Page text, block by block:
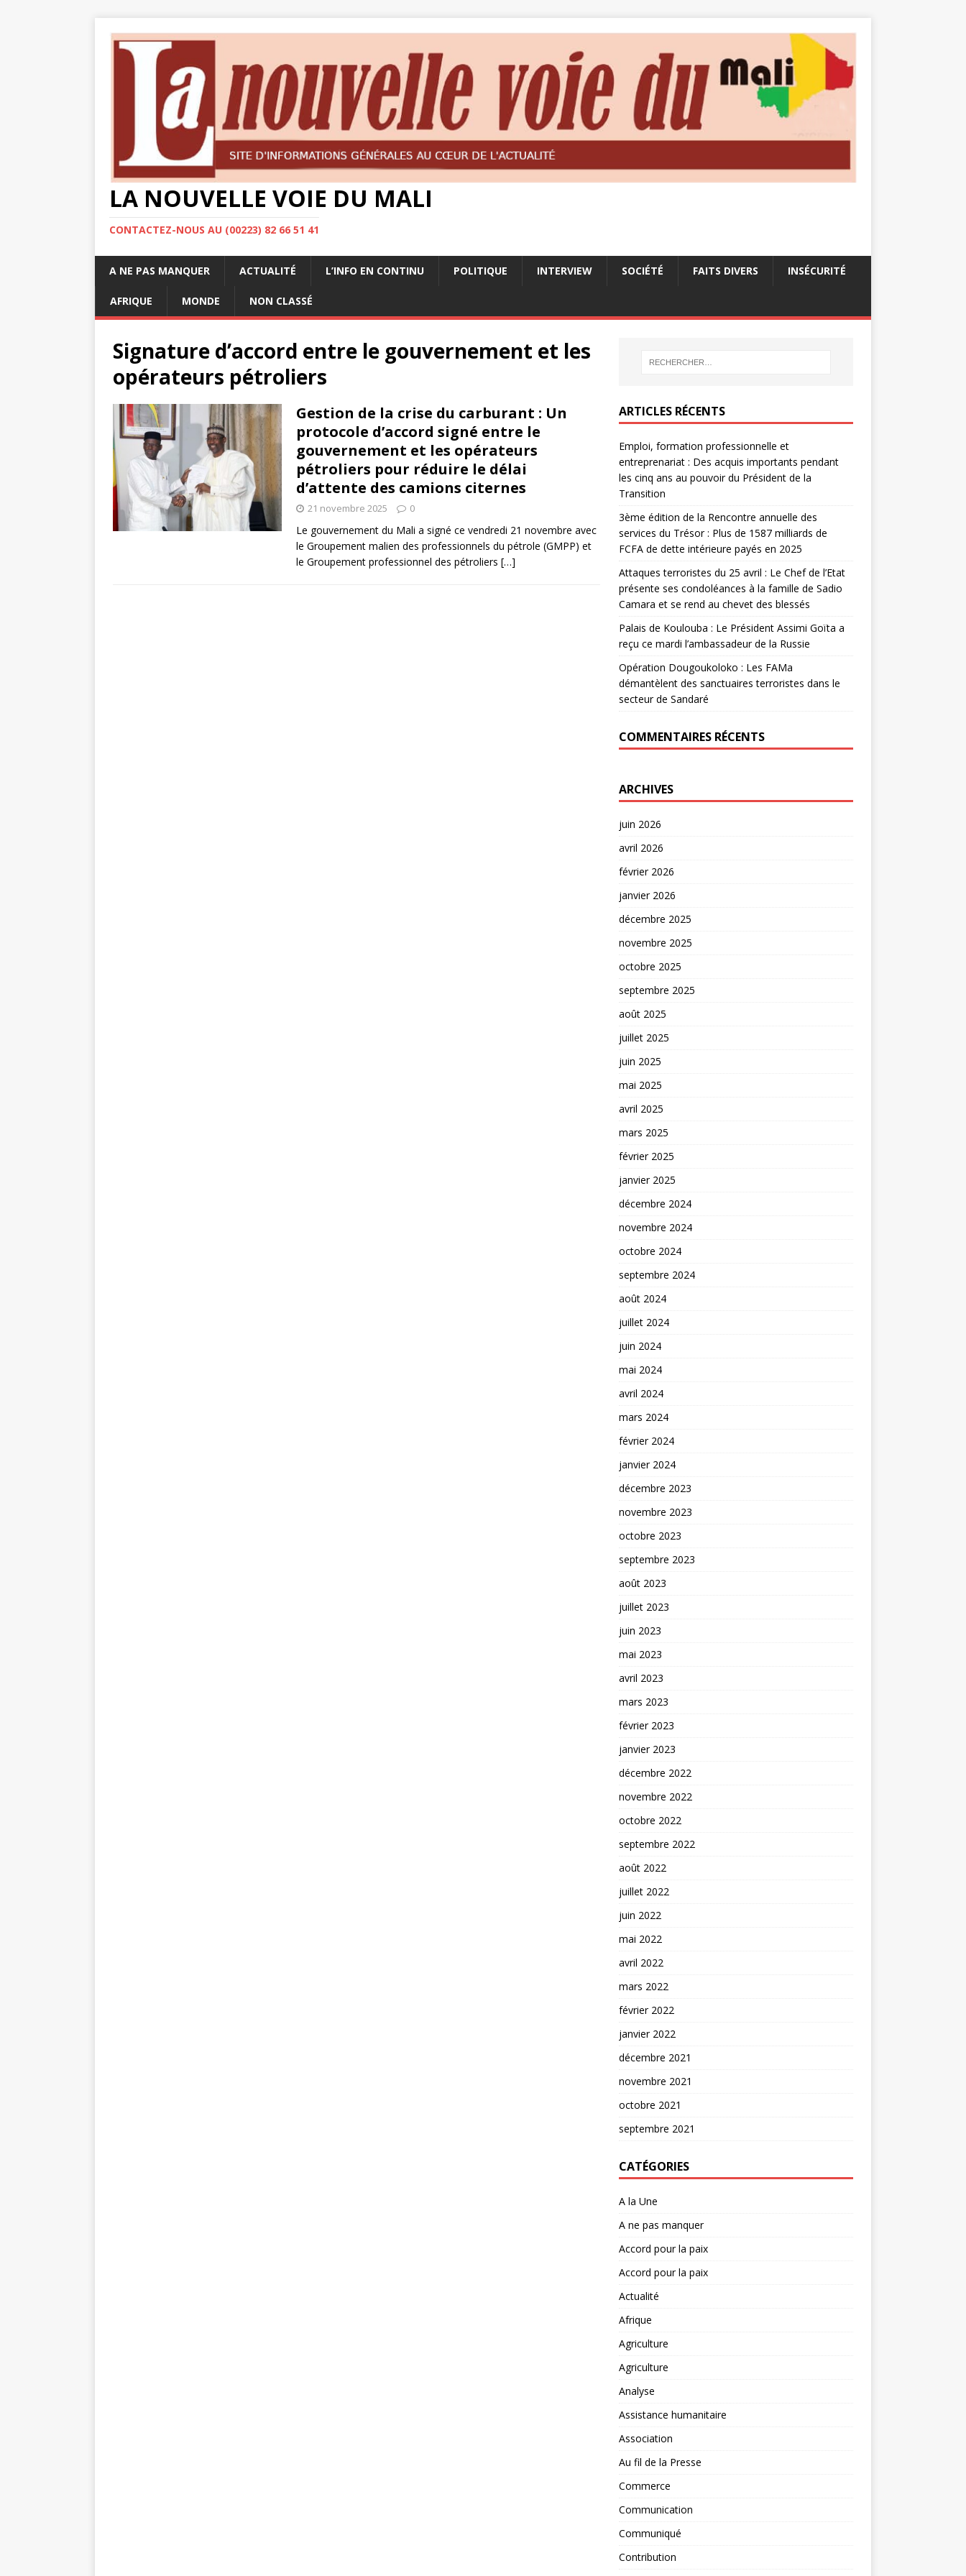
LA NOUVELLE VOIE DU MALI
CONTACTEZ-NOUS AU (00223) 82 66 51 41
A NE PAS MANQUER ACTUALITÉ L’INFO EN CONTINU POLITIQUE INTERVIEW SOCIÉTÉ FAITS DIVERS INSÉCURITÉ
AFRIQUE MONDE NON CLASSÉ
Signature d’accord entre le gouvernement et les
opérateurs pétroliers
Gestion de la crise du carburant : Un
protocole d’accord signé entre le
gouvernement et les opérateurs
pétroliers pour réduire le délai
d’attente des camions citernes
21 novembre 2025 0
Le gouvernement du Mali a signé ce vendredi 21 novembre avec
le Groupement malien des professionnels du pétrole (GMPP) et
le Groupement professionnel des pétroliers […]
ARTICLES RÉCENTS
Emploi, formation professionnelle et
entreprenariat : Des acquis importants pendant
les cinq ans au pouvoir du Président de la
Transition
3ème édition de la Rencontre annuelle des
services du Trésor : Plus de 1587 milliards de
FCFA de dette intérieure payés en 2025
Attaques terroristes du 25 avril : Le Chef de l’Etat
présente ses condoléances à la famille de Sadio
Camara et se rend au chevet des blessés
Palais de Koulouba : Le Président Assimi Goïta a
reçu ce mardi l’ambassadeur de la Russie
Opération Dougoukoloko : Les FAMa
démantèlent des sanctuaires terroristes dans le
secteur de Sandaré
COMMENTAIRES RÉCENTS
ARCHIVES
juin 2026
avril 2026
février 2026
janvier 2026
décembre 2025
novembre 2025
octobre 2025
septembre 2025
août 2025
juillet 2025
juin 2025
mai 2025
avril 2025
mars 2025
février 2025
janvier 2025
décembre 2024
novembre 2024
octobre 2024
septembre 2024
août 2024
juillet 2024
juin 2024
mai 2024
avril 2024
mars 2024
février 2024
janvier 2024
décembre 2023
novembre 2023
octobre 2023
septembre 2023
août 2023
juillet 2023
juin 2023
mai 2023
avril 2023
mars 2023
février 2023
janvier 2023
décembre 2022
novembre 2022
octobre 2022
septembre 2022
août 2022
juillet 2022
juin 2022
mai 2022
avril 2022
mars 2022
février 2022
janvier 2022
décembre 2021
novembre 2021
octobre 2021
septembre 2021
CATÉGORIES
A la Une
A ne pas manquer
Accord pour la paix
Accord pour la paix
Actualité
Afrique
Agriculture
Agriculture
Analyse
Assistance humanitaire
Association
Au fil de la Presse
Commerce
Communication
Communiqué
Contribution